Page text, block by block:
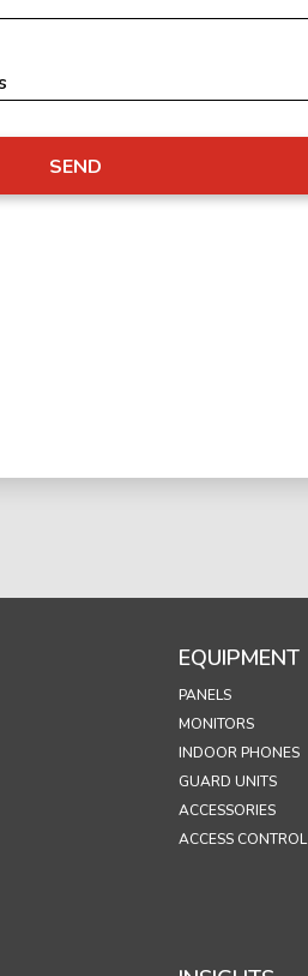
SEND
EQUIPMENT
PANELS
MONITORS
INDOOR PHONES
GUARD UNITS
ACCESSORIES
ACCESS CONTROL